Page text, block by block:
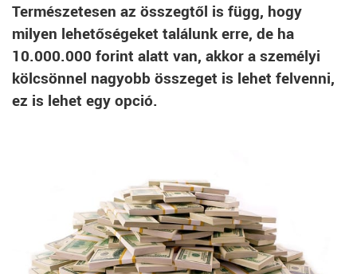
Természetesen az összegtől is függ, hogy
milyen lehetőségeket találunk erre, de ha
10.000.000 forint alatt van, akkor a személyi
kölcsönnel nagyobb összeget is lehet felvenni,
ez is lehet egy opció.